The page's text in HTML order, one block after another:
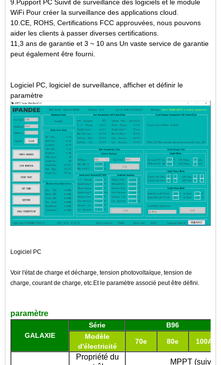
9.Pupport PC Suivit de surveillance des logiciels et le module
WiFi Pour créer la surveillance des applications cloud.
10.CE, ROHS, Certifications FCC approuvées, nous pouvons
aider les clients à passer diverses certifications.
11,3 ans de garantie et 3 ~ 10 ans Un vaste service de garantie
peut également être fourni.
Logiciel PC, logiciel de surveillance, afficher et définir le
paramètre
Logiciel PC
Voir l'état de charge et décharge, tension photovoltaïque, tension de
charge, courant de charge, etc.Et le paramètre associé peut être défini.
paramètre
GALAXIE
Série
B96
Modèle
d'électricité
70e 80e 100A
Propriété du
MPPT (suivi